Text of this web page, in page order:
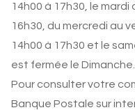
14h00 à 17h30, le
16h30, du mercredi au
14h00 à 17h30 et le
est fermée le Dimanche.
Pour consulter votre
Banque Postale sur